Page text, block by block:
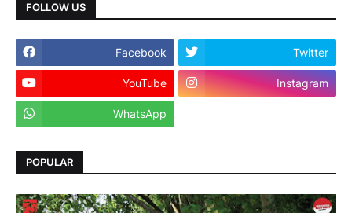
FOLLOW US
Facebook Twitter
YouTube Instagram
WhatsApp
POPULAR